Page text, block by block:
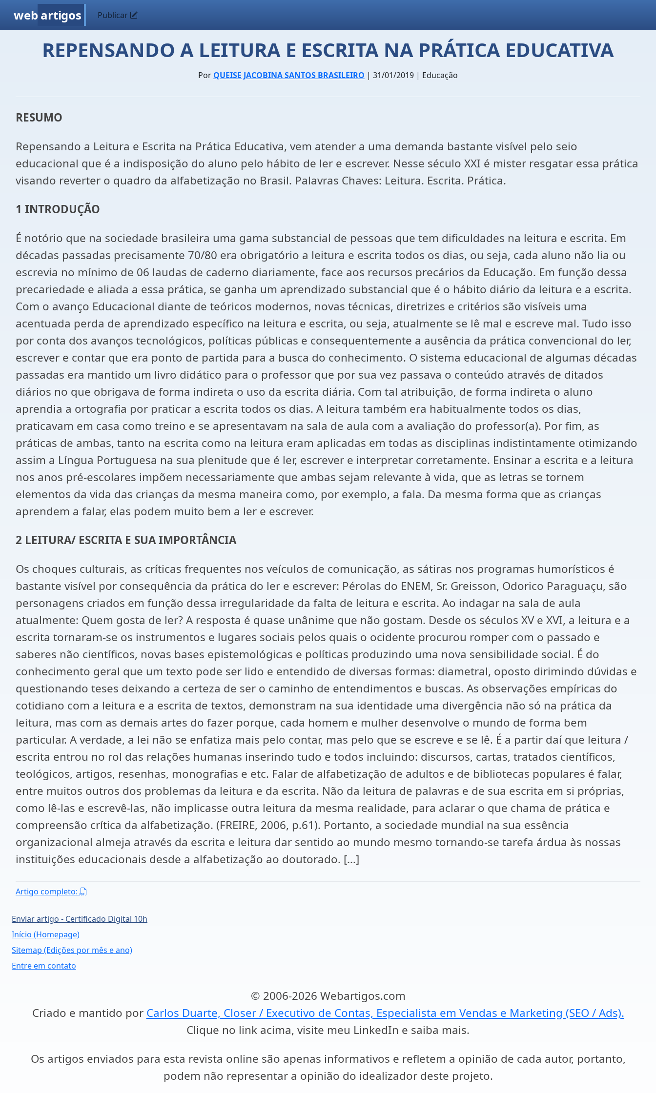
web artigos Publicar
REPENSANDO A LEITURA E ESCRITA NA PRÁTICA EDUCATIVA
Por QUEISE JACOBINA SANTOS BRASILEIRO | 31/01/2019 | Educação
RESUMO
Repensando a Leitura e Escrita na Prática Educativa, vem atender a uma demanda bastante visível pelo seio
educacional que é a indisposição do aluno pelo hábito de ler e escrever. Nesse século XXI é mister resgatar essa prática
visando reverter o quadro da alfabetização no Brasil. Palavras Chaves: Leitura. Escrita. Prática.
1 INTRODUÇÃO
É notório que na sociedade brasileira uma gama substancial de pessoas que tem dificuldades na leitura e escrita. Em
décadas passadas precisamente 70/80 era obrigatório a leitura e escrita todos os dias, ou seja, cada aluno não lia ou
escrevia no mínimo de 06 laudas de caderno diariamente, face aos recursos precários da Educação. Em função dessa
precariedade e aliada a essa prática, se ganha um aprendizado substancial que é o hábito diário da leitura e a escrita.
Com o avanço Educacional diante de teóricos modernos, novas técnicas, diretrizes e critérios são visíveis uma
acentuada perda de aprendizado específico na leitura e escrita, ou seja, atualmente se lê mal e escreve mal. Tudo isso
por conta dos avanços tecnológicos, políticas públicas e consequentemente a ausência da prática convencional do ler,
escrever e contar que era ponto de partida para a busca do conhecimento. O sistema educacional de algumas décadas
passadas era mantido um livro didático para o professor que por sua vez passava o conteúdo através de ditados
diários no que obrigava de forma indireta o uso da escrita diária. Com tal atribuição, de forma indireta o aluno
aprendia a ortografia por praticar a escrita todos os dias. A leitura também era habitualmente todos os dias,
praticavam em casa como treino e se apresentavam na sala de aula com a avaliação do professor(a). Por fim, as
práticas de ambas, tanto na escrita como na leitura eram aplicadas em todas as disciplinas indistintamente otimizando
assim a Língua Portuguesa na sua plenitude que é ler, escrever e interpretar corretamente. Ensinar a escrita e a leitura
nos anos pré-escolares impõem necessariamente que ambas sejam relevante à vida, que as letras se tornem
elementos da vida das crianças da mesma maneira como, por exemplo, a fala. Da mesma forma que as crianças
aprendem a falar, elas podem muito bem a ler e escrever.
2 LEITURA/ ESCRITA E SUA IMPORTÂNCIA
Os choques culturais, as críticas frequentes nos veículos de comunicação, as sátiras nos programas humorísticos é
bastante visível por consequência da prática do ler e escrever: Pérolas do ENEM, Sr. Greisson, Odorico Paraguaçu, são
personagens criados em função dessa irregularidade da falta de leitura e escrita. Ao indagar na sala de aula
atualmente: Quem gosta de ler? A resposta é quase unânime que não gostam. Desde os séculos XV e XVI, a leitura e a
escrita tornaram-se os instrumentos e lugares sociais pelos quais o ocidente procurou romper com o passado e
saberes não científicos, novas bases epistemológicas e políticas produzindo uma nova sensibilidade social. É do
conhecimento geral que um texto pode ser lido e entendido de diversas formas: diametral, oposto dirimindo dúvidas e
questionando teses deixando a certeza de ser o caminho de entendimentos e buscas. As observações empíricas do
cotidiano com a leitura e a escrita de textos, demonstram na sua identidade uma divergência não só na prática da
leitura, mas com as demais artes do fazer porque, cada homem e mulher desenvolve o mundo de forma bem
particular. A verdade, a lei não se enfatiza mais pelo contar, mas pelo que se escreve e se lê. É a partir daí que leitura /
escrita entrou no rol das relações humanas inserindo tudo e todos incluindo: discursos, cartas, tratados científicos,
teológicos, artigos, resenhas, monografias e etc. Falar de alfabetização de adultos e de bibliotecas populares é falar,
entre muitos outros dos problemas da leitura e da escrita. Não da leitura de palavras e de sua escrita em si próprias,
como lê-las e escrevê-las, não implicasse outra leitura da mesma realidade, para aclarar o que chama de prática e
compreensão crítica da alfabetização. (FREIRE, 2006, p.61). Portanto, a sociedade mundial na sua essência
organizacional almeja através da escrita e leitura dar sentido ao mundo mesmo tornando-se tarefa árdua às nossas
instituições educacionais desde a alfabetização ao doutorado. [...]
Artigo completo:
Enviar artigo - Certificado Digital 10h
Início (Homepage)
Sitemap (Edições por mês e ano)
Entre em contato
© 2006-2026 Webartigos.com
Criado e mantido por Carlos Duarte, Closer / Executivo de Contas, Especialista em Vendas e Marketing (SEO / Ads).
Clique no link acima, visite meu LinkedIn e saiba mais.
Os artigos enviados para esta revista online são apenas informativos e refletem a opinião de cada autor, portanto,
podem não representar a opinião do idealizador deste projeto.